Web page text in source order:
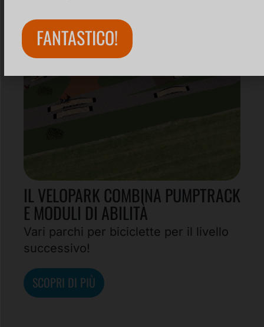
IL VELOPARK COMBINA PUMPTRACK
E MODULI DI ABILITÀ
Vari parchi per biciclette per il livello
successivo!
SCOPRI DI PIÙ
FANTASTICO!